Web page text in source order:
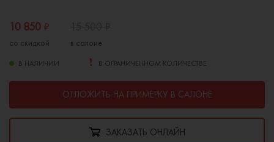
10 850 ₽
со скидкой в салоне
В НАЛИЧИИ В ОГРАНИЧЕННОМ КОЛИЧЕСТВЕ
ОТЛОЖИТЬ НА ПРИМЕРКУ В САЛОНЕ
ЗАКАЗАТЬ ОНЛАЙН